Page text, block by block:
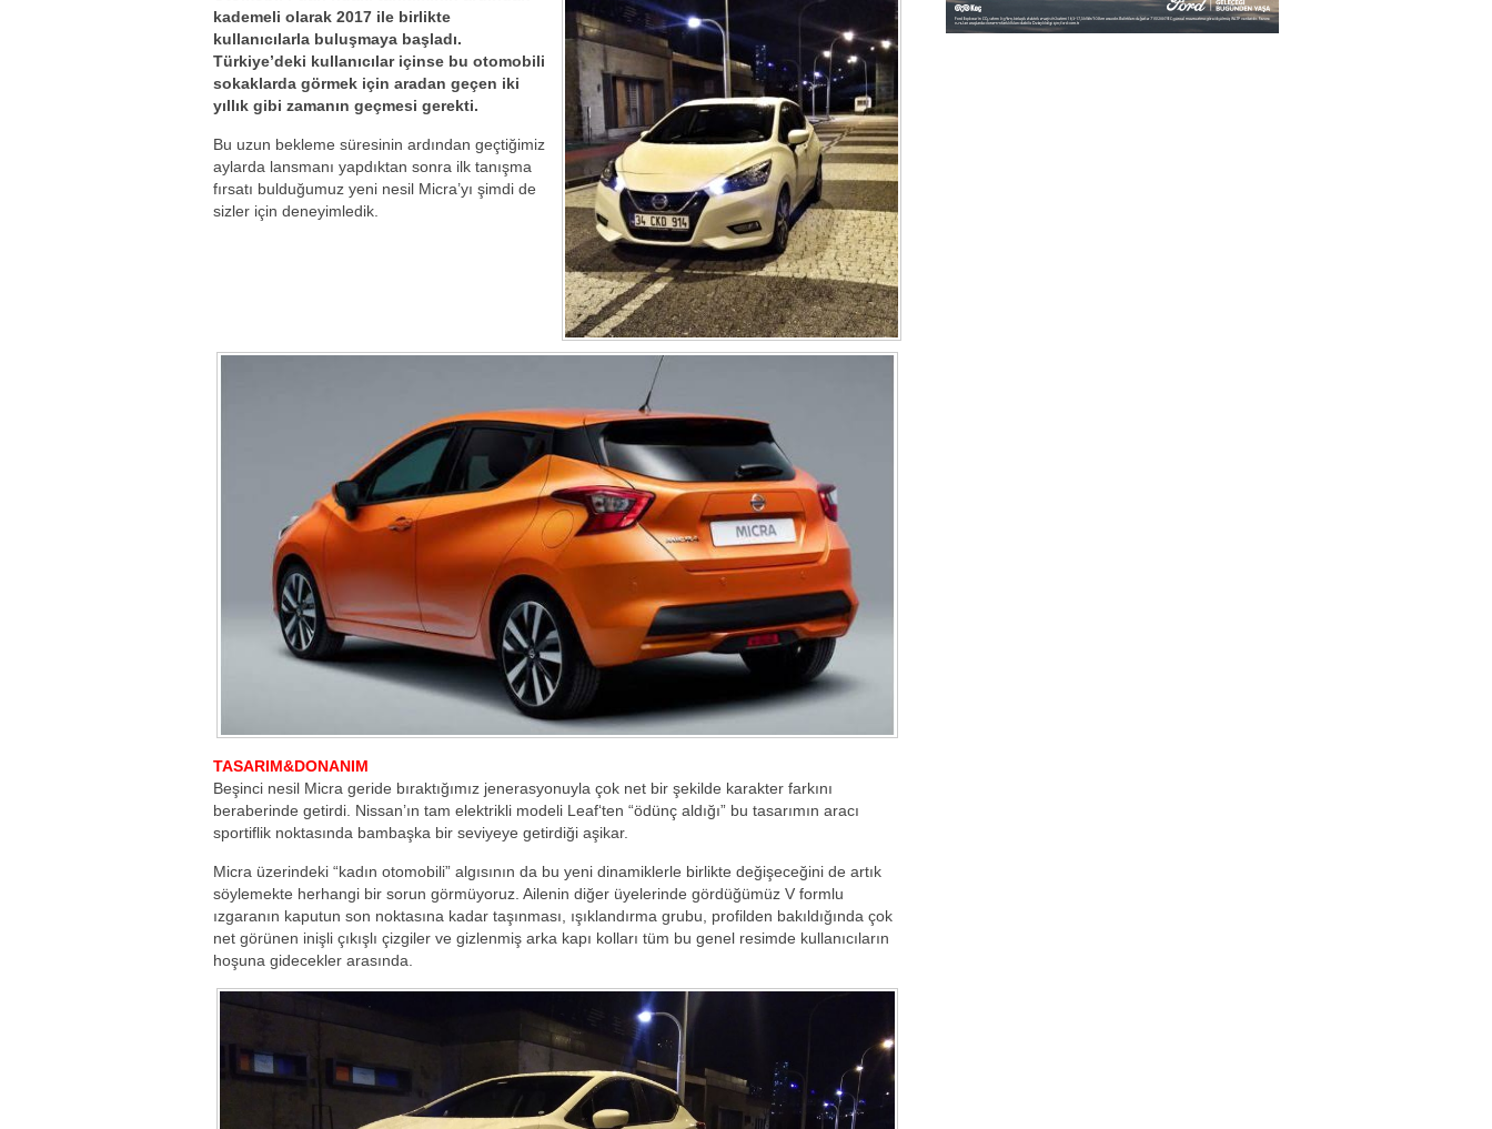
kademeli olarak 2017 ile birlikte
kullanıcılarla buluşmaya başladı.
Türkiye’deki kullanıcılar içinse bu otomobili
sokaklarda görmek için aradan geçen iki
yıllık gibi zamanın geçmesi gerekti.
Bu uzun bekleme süresinin ardından geçtiğimiz
aylarda lansmanı yapdıktan sonra ilk tanışma
fırsatı bulduğumuz yeni nesil Micra’yı şimdi de
sizler için deneyimledik.
TASARIM&DONANIM
Beşinci nesil Micra geride bıraktığımız jenerasyonuyla çok net bir şekilde karakter farkını
beraberinde getirdi. Nissan’ın tam elektrikli modeli Leaf‘ten “ödünç aldığı” bu tasarımın aracı
sportiflik noktasında bambaşka bir seviyeye getirdiği aşikar.
Micra üzerindeki “kadın otomobili” algısının da bu yeni dinamiklerle birlikte değişeceğini de artık
söylemekte herhangi bir sorun görmüyoruz. Ailenin diğer üyelerinde gördüğümüz V formlu
ızgaranın kaputun son noktasına kadar taşınması, ışıklandırma grubu, profilden bakıldığında çok
net görünen inişli çıkışlı çizgiler ve gizlenmiş arka kapı kolları tüm bu genel resimde kullanıcıların
hoşuna gidecekler arasında.